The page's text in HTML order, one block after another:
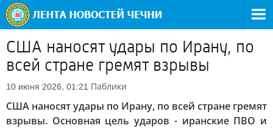
США наносят удары по Ирану, по
всей стране гремят взрывы
10 июня 2026, 01:21 Паблики
США наносят удары по Ирану, по всей стране гремят
взрывы. Основная цель ударов - иранские ПВО и